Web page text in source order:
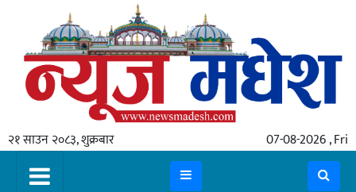
२१ साउन २०८३, शुक्रबार 07-08-2026 , Fri
गृहपृष्ठ
स्थानीय
प्रदेश